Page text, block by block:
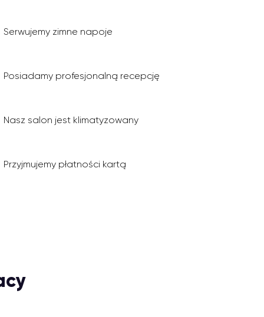
Serwujemy zimne napoje
Posiadamy profesjonalną recepcję
Nasz salon jest klimatyzowany
Przyjmujemy płatności kartą